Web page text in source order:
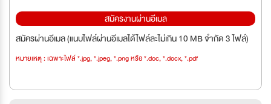
สมัครงานผ่านอีเมล
สมัครผ่านอีเมล (แนบไฟล์ผ่านอีเมลได้ไฟล์ละไม่เกิน 10 MB จำกัด 3 ไฟล์)
หมายเหตุ : เฉพาะไฟล์ *.jpg, *.jpeg, *.png หรือ *.doc, *.docx, *.pdf